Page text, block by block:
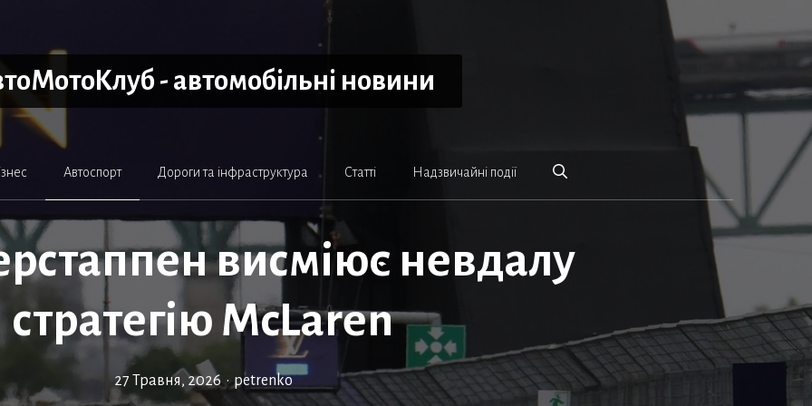
- автомобільні новини
Автоспорт Дороги та інфраструктура Статті Надзвичайні події
висміює невдалу
стратегію McLaren
27 Травня, 2026 • petrenko